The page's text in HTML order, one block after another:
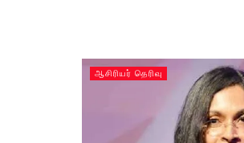
ஆசிரியர் தெரிவு